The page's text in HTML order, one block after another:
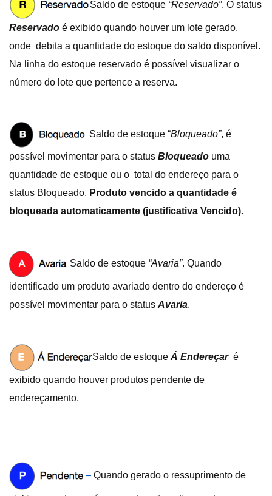
Saldo de estoque “Reservado”. O status
Reservado é exibido quando houver um lote gerado,
onde debita a quantidade do estoque do saldo disponível.
Na linha do estoque reservado é possível visualizar o
número do lote que pertence a reserva.
Saldo de estoque “Bloqueado”, é
possível movimentar para o status Bloqueado uma
quantidade de estoque ou o total do endereço para o
status Bloqueado. Produto vencido a quantidade é
bloqueada automaticamente (justificativa Vencido).
Saldo de estoque “Avaria”. Quando
identificado um produto avariado dentro do endereço é
possível movimentar para o status Avaria.
Saldo de estoque Á Endereçaré
exibido quando houver produtos pendente de
endereçamento.
– Quando gerado o ressuprimento de